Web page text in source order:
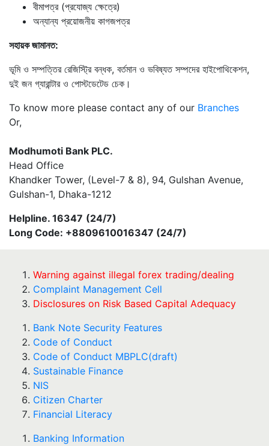
বীমাপত্র (প্রযোজ্য ক্ষেত্রে)
অন্যান্য প্রয়োজনীয় কাগজপত্র
সহায়ক জামানত:
ভূমি ও সম্পত্তির রেজিস্ট্রি বন্ধক, বর্তমান ও ভবিষ্যত সম্পদের হাইপোথিকেশন,
দুই জন গ্যারান্টার ও পোস্টডেটেড চেক।
To know more please contact any of our Branches
Or,
Modhumoti Bank PLC.
Head Office
Khandker Tower, (Level-7 & 8), 94, Gulshan Avenue,
Gulshan-1, Dhaka-1212
Helpline. 16347 (24/7)
Long Code: +8809610016347 (24/7)
Warning against illegal forex trading/dealing
Complaint Management Cell
Disclosures on Risk Based Capital Adequacy
Bank Note Security Features
Code of Conduct
Code of Conduct MBPLC(draft)
Sustainable Finance
NIS
Citizen Charter
Financial Literacy
Banking Information